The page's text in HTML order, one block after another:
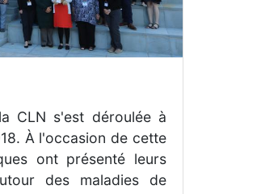
CLN s'est déroulée à
À l'occasion de cette
ont présenté leurs
des maladies de